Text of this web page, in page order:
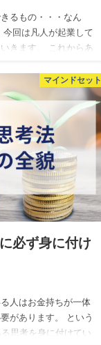
るもの・・・なん
回は凡人が起業して
きます。 これからあ
マインドセット
必ず身に付け
人はお金持ちが一体
があります。 という
思考を身に付けてい